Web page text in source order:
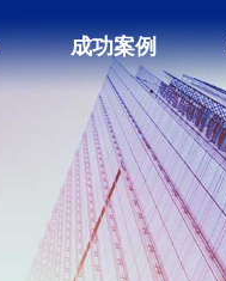
成功案例